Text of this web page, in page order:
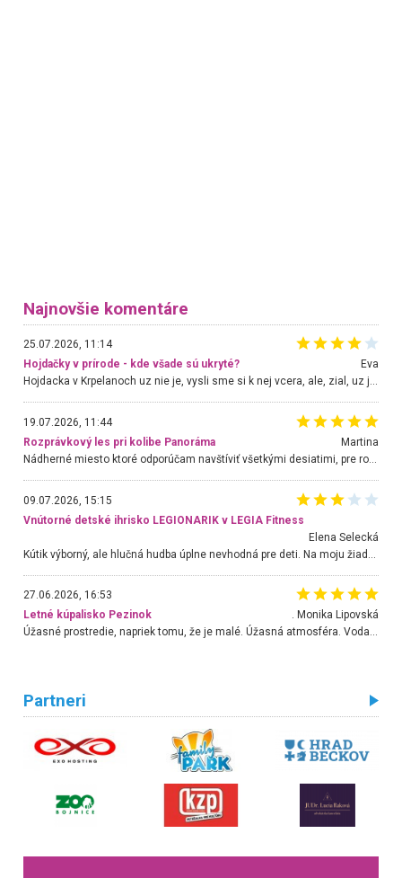
Najnovšie komentáre
25.07.2026, 11:14
Hojdačky v prírode - kde všade sú ukryté?
Eva
Hojdacka v Krpelanoch uz nie je, vysli sme si k nej vcera, ale, zial, uz je znicena. Ak sem planujete cestu len kvoli hojdacke, mozete si ju usetrit. Krasny vyhlad je tu vsak aj bez hojdacky :-)
19.07.2026, 11:44
Rozprávkový les pri kolibe Panoráma
Martina
Nádherné miesto ktoré odporúčam navštíviť všetkými desiatimi, pre rodiny s deťmi, dôchodcom... Proste a jednoducho ozaj rozprávkový les.. určite ešte prídeme. Odniesli sme si na pamiatku krásne tričká,
09.07.2026, 15:15
Vnútorné detské ihrisko LEGIONARIK v LEGIA Fitness
Elena Selecká
27.06.2026, 16:53
Letné kúpalisko Pezinok
. Monika Lipovská
Úžasné prostredie, napriek tomu, že je malé. Úžasná atmosféra. Voda fantastická a nádherná. Ľudí je pomerne veľa, ale su mili a ohľaduplní. Je veľmi zaujímavé sledovať, ako dokážu spolu športovať cudzí ľudia a bez ohľadu na vek. Vládne tu pohoda. Vnuka neviem dostať z vody. Ďakujem za krásny deň . Urcite sa sem vrátim. Jediný problém je s parkovaním, ale aj ten sa mi podarilo vyriešiť. Monika Bratislava
Partneri